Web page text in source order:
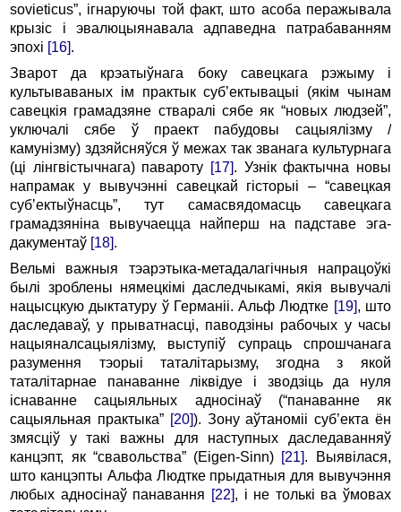
sovieticus”, ігнаруючы той факт, што асоба перажывала
крызіс і эвалюцыянавала адпаведна патрабаванням
эпохі [16].
Зварот да крэатыўнага боку савецкага рэжыму і
культываваных ім практык суб’ектывацыі (якім чынам
савецкія грамадзяне стваралі сябе як “новых людзей”,
уключалі сябе ў праект пабудовы cацыялізму /
камунізму) здзяйсняўся ў межах так званага культурнага
(ці лінгвістычнага) павароту [17]. Узнік фактычна новы
напрамак у вывучэнні савецкай гісторыі – “савецкая
суб’ектыўнасць”, тут самасвядомасць савецкага
грамадзяніна вывучаецца найперш на падставе эга-
дакументаў [18].
Вельмі важныя тэарэтыка-метадалагічныя напрацоўкі
былі зроблены нямецкімі даследчыкамі, якія вывучалі
нацысцкую дыктатуру ў Германіі. Альф Людтке [19], што
даследаваў, у прыватнасці, паводзіны рабочых у часы
нацыяналсацыялізму, выступіў супраць спрошчанага
разумення тэорыі таталітарызму, згодна з якой
таталітарнае панаванне ліквідуе і зводзіць да нуля
існаванне сацыяльных адносінаў (“панаванне як
сацыяльная практыка” [20]). Зону аўтаноміі суб’екта ён
змясціў у такі важны для наступных даследаванняў
канцэпт, як “свавольства” (Eigen-Sinn) [21]. Выявілася,
што канцэпты Альфа Людтке прыдатныя для вывучэння
любых адносінаў панавання [22], і не толькі ва ўмовах